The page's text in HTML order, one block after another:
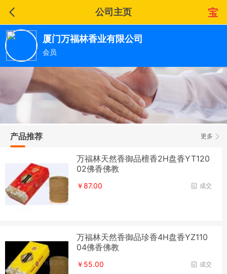
公司主页
厦门万福林香业有限公司
会员
更多
产品推荐
万福林天然香御品檀香2H盘香YT120
02佛香佛教
成交
￥87.00
万福林天然香御品珍香4H盘香YZ110
04佛香佛教
成交
￥55.00